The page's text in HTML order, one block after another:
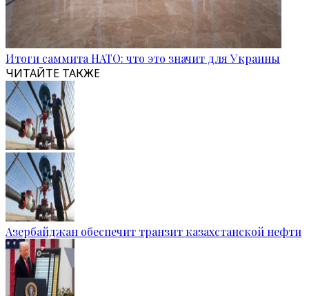
Итоги саммита НАТО: что это значит для Украины
ЧИТАЙТЕ ТАКЖЕ
Азербайджан обеспечит транзит казахстанской нефти